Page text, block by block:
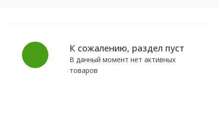
К сожалению, раздел пуст
В данный момент нет активных
товаров